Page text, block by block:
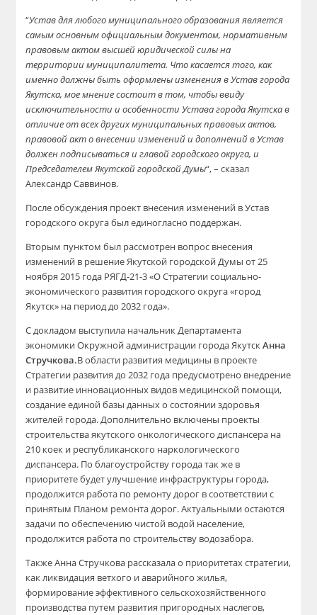
“Устав для любого муниципального образования является
самым основным официальным документом, нормативным
правовым актом высшей юридической силы на
территории муниципалитета. Что касается того, как
именно должны быть оформлены изменения в Устав города
Якутска, мое мнение состоит в том, чтобы ввиду
исключительности и особенности Устава города Якутска в
отличие от всех других муниципальных правовых актов,
правовой акт о внесении изменений и дополнений в Устав
должен подписываться и главой городского округа, и
Председателем Якутской городской Думы“, – сказал
Александр Саввинов.
После обсуждения проект внесения изменений в Устав
городского округа был единогласно поддержан.
Вторым пунктом был рассмотрен вопрос внесения
изменений в решение Якутской городской Думы от 25
ноября 2015 года РЯГД-21-3 «О Стратегии социально-
экономического развития городского округа «город
Якутск» на период до 2032 года».
С докладом выступила начальник Департамента
экономики Окружной администрации города ЯкутскАнна
Стручкова.В области развития медицины в проекте
Стратегии развития до 2032 года предусмотрено внедрение
и развитие инновационных видов медицинской помощи,
создание единой базы данных о состоянии здоровья
жителей города. Дополнительно включены проекты
строительства якутского онкологического диспансера на
210 коек и республиканского наркологического
диспансера. По благоустройству города так же в
приоритете будет улучшение инфраструктуры города,
продолжится работа по ремонту дорог в соответствии с
принятым Планом ремонта дорог. Актуальными остаются
задачи по обеспечению чистой водой население,
продолжится работа по строительству водозабора.
Также Анна Стручкова рассказала о приоритетах стратегии,
как ликвидация ветхого и аварийного жилья,
формирование эффективного сельскохозяйственного
производства путем развития пригородных наслегов,